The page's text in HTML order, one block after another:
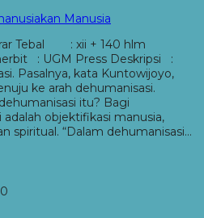
Manusia
Tebal : xii + 140 hlm
: UGM Press Deskripsi :
Pasalnya, kata Kuntowijoyo,
ke arah dehumanisasi.
itu? Bagi
objektifikasi manusia,
spiritual. “Dalam dehumanisasi…